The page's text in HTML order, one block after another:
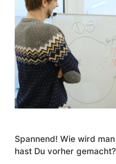
Spannend! Wie wird man
hast Du vorher gemacht?